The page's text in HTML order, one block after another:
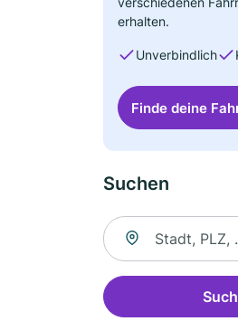
erhalten.
Unverbindlich
Finde deine
Suchen
Suche nach Ort